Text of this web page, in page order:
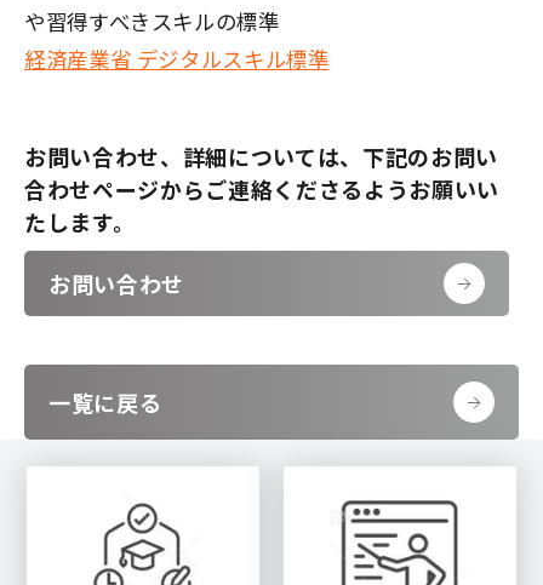
や習得すべきスキルの標準
経済産業省 デジタルスキル標準
お問い合わせ、詳細については、下記のお問い
合わせページからご連絡くださるようお願いい
たします。
お問い合わせ
一覧に戻る